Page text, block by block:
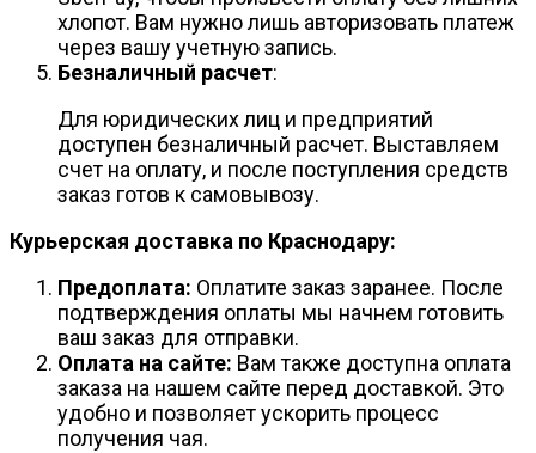
хлопот. Вам нужно лишь авторизовать платеж
через вашу учетную запись.
Безналичный расчет:
Для юридических лиц и предприятий
доступен безналичный расчет. Выставляем
счет на оплату, и после поступления средств
заказ готов к самовывозу.
Курьерская доставка по Краснодару:
Предоплата: Оплатите заказ заранее. После
подтверждения оплаты мы начнем готовить
ваш заказ для отправки.
Оплата на сайте: Вам также доступна оплата
заказа на нашем сайте перед доставкой. Это
удобно и позволяет ускорить процесс
получения чая.